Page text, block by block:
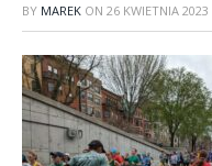
BY MAREK ON 26 KWIETNIA 2023